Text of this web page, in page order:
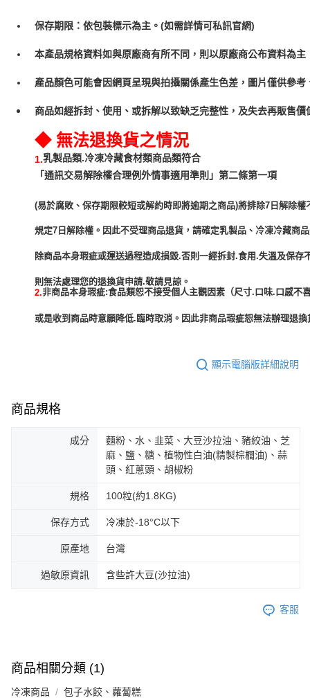
保存期限：依包裝標示為主。(如需詳情可私訊官網)
本產品規格資料如與原廠商有所不同，則以原廠商公布資料為主
產品顏色可能會因網頁呈現與拍攝關係產生色差，圖片僅供參
商品如經拆封、使用、或拆解以致缺乏完整性，及失去再販售
◆ 無法退換貨之情況
1.乳製品類.冷凍冷藏食材類商品類符合
「通訊交易解除權合理例外情事適用準則」第二條第一項
(易於腐敗、保存期限較短或解約時即將逾期之商品)將排除7日解除權
規定7日解除權。因此不受理商品退貨，請確定乳製品、冷凍冷藏商
除商品本身瑕疵或運送過程造成損毀.否則一經拆封.食用.失溫及保存
2.非商品本身瑕疵:食品類恕不接受個人主觀因素（尺寸.口味.口感不
或是收到商品時意願降低.臨時取消。因此非商品瑕疵恕無法辦理退
顯示電腦版詳細說明
商品規格
成分
麵粉、水、韭菜、大豆沙拉油、豬絞油、芝
麻、鹽、糖、植物性白油(精製棕櫚油)、蒜
頭、紅蔥頭、胡椒粉
規格 100粒(約1.8KG)
保存方式 冷凍於-18°C以下
原產地 台灣
過敏原資訊 含些許大豆(沙拉油)
客服
商品相關分類 (1)
冷凍商品 包子水餃、蘿蔔糕